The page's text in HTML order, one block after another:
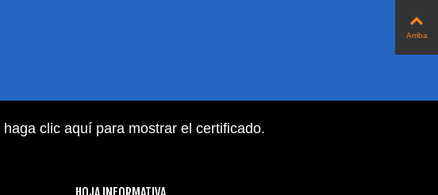
haga clic aquí para mostrar el certificado.
Arriba